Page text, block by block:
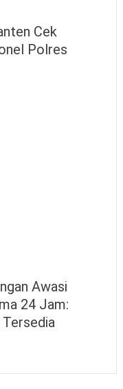
Cek
Polres
Awasi
24 Jam: